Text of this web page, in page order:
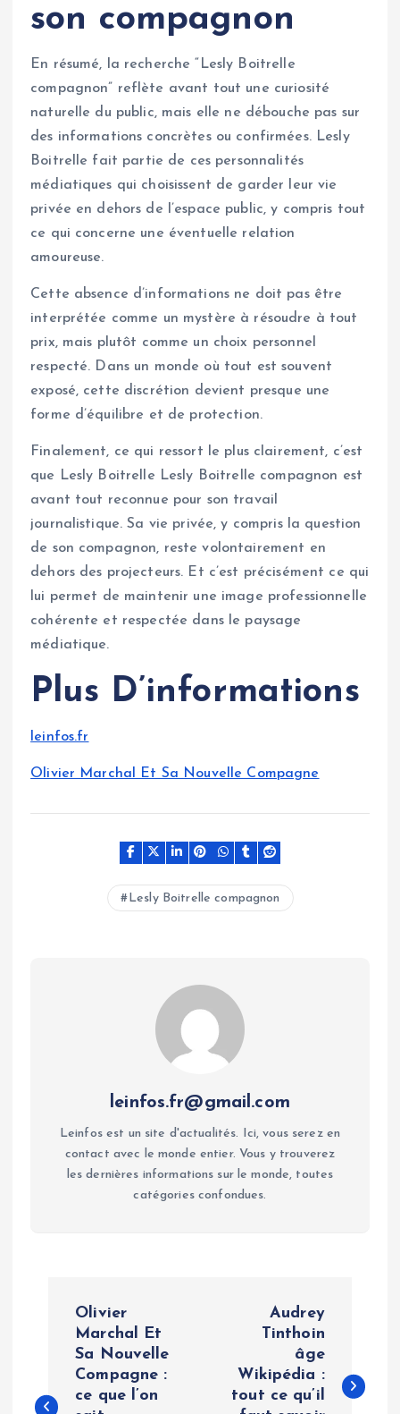
son compagnon
En résumé, la recherche “Lesly Boitrelle
compagnon” reflète avant tout une curiosité
naturelle du public, mais elle ne débouche pas sur
des informations concrètes ou confirmées. Lesly
Boitrelle fait partie de ces personnalités
médiatiques qui choisissent de garder leur vie
privée en dehors de l’espace public, y compris tout
ce qui concerne une éventuelle relation
amoureuse.
Cette absence d’informations ne doit pas être
interprétée comme un mystère à résoudre à tout
prix, mais plutôt comme un choix personnel
respecté. Dans un monde où tout est souvent
exposé, cette discrétion devient presque une
forme d’équilibre et de protection.
Finalement, ce qui ressort le plus clairement, c’est
que Lesly Boitrelle Lesly Boitrelle compagnon est
avant tout reconnue pour son travail
journalistique. Sa vie privée, y compris la question
de son compagnon, reste volontairement en
dehors des projecteurs. Et c’est précisément ce qui
lui permet de maintenir une image professionnelle
cohérente et respectée dans le paysage
médiatique.
Plus D’informations
leinfos.fr
Olivier Marchal Et Sa Nouvelle Compagne
Lesly Boitrelle compagnon
leinfos.fr@gmail.com
Leinfos est un site d'actualités. Ici, vous serez en
contact avec le monde entier. Vous y trouverez
les dernières informations sur le monde, toutes
catégories confondues.
s
Olivier
Marchal Et
Sa Nouvelle
Compagne :
ce que l’on
Audrey
Tinthoin
âge
Wikipédia :
tout ce qu’il